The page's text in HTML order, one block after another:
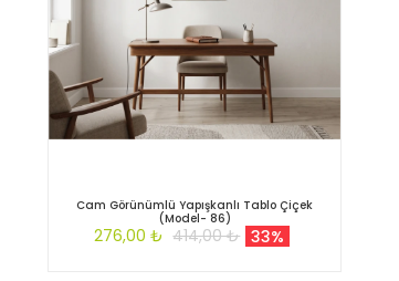
Cam Görünümlü Yapışkanlı Tablo Çiçek
(Model- 86)
276,00 ₺ 414,00 ₺ 33%